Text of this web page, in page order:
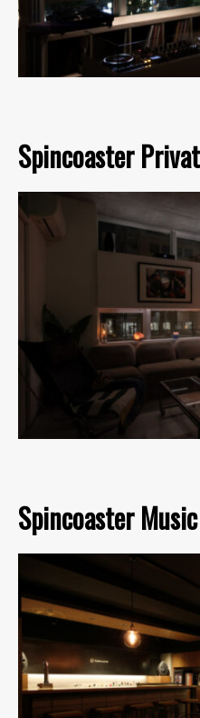
Spincoaster
Spincoaster